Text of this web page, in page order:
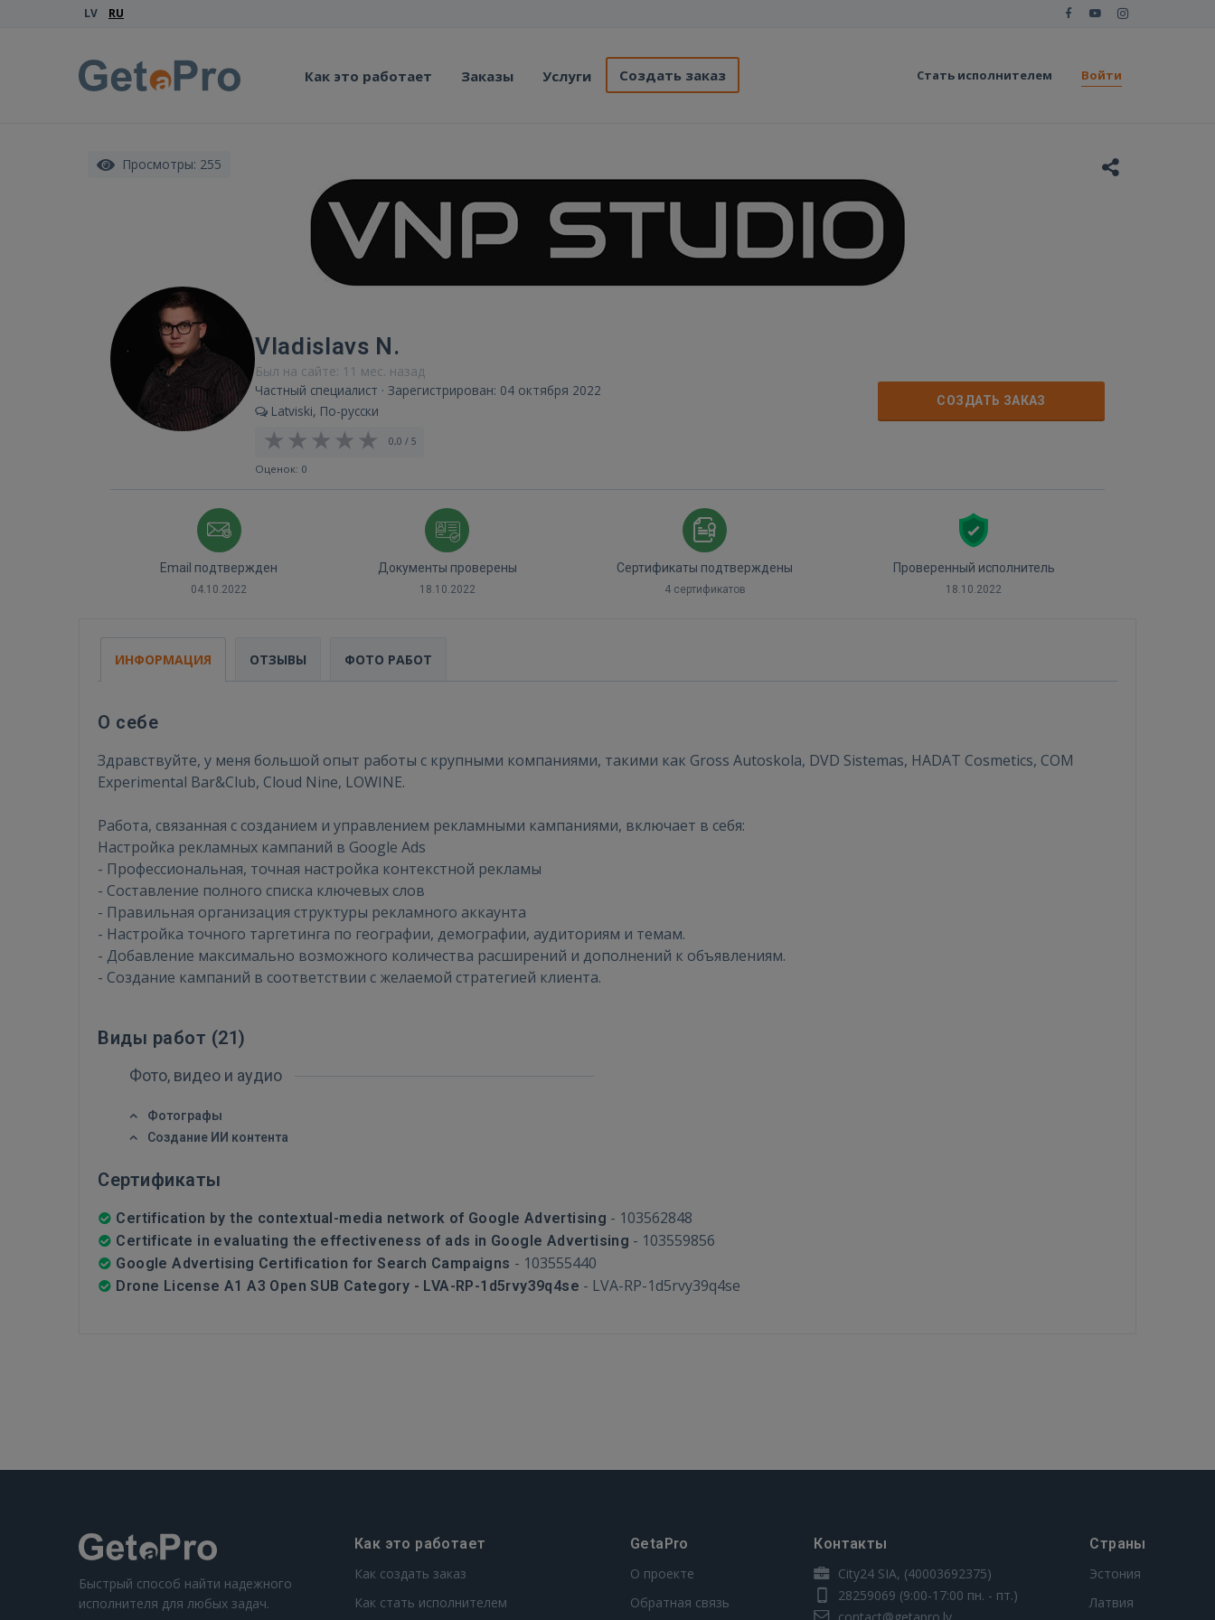
LV RU
Как это работает Заказы Услуги Создать заказ Стать исполнителем Войти
Войти
Забыли пароль?
GOOGLE
РЕГИСТРАЦИЯ
Просмотры: 255
Vladislavs N.
Был на сайте: 11 мес. назад
Частный специалист · Зарегистрирован: 04 октября 2022
Latviski, По-русски
0,0 / 5
Оценок: 0
СОЗДАТЬ ЗАКАЗ
Email подтвержден
04.10.2022
Документы проверены
18.10.2022
Сертификаты подтверждены
4 сертификатов
Проверенный исполнитель
18.10.2022
ИНФОРМАЦИЯ ОТЗЫВЫ ФОТО РАБОТ
О себе
Здравствуйте, у меня большой опыт работы с крупными компаниями, такими как Gross Autoskola, DVD Sistemas, HADAT Cosmetics, COM
Experimental Bar&Club, Cloud Nine, LOWINE.
Работа, связанная с созданием и управлением рекламными кампаниями, включает в себя:
Настройка рекламных кампаний в Google Ads
- Профессиональная, точная настройка контекстной рекламы
- Составление полного списка ключевых слов
- Правильная организация структуры рекламного аккаунта
- Настройка точного таргетинга по географии, демографии, аудиториям и темам.
- Добавление максимально возможного количества расширений и дополнений к объявлениям.
- Создание кампаний в соответствии с желаемой стратегией клиента.
Виды работ (21)
Фото, видео и аудио
Фотографы
Создание ИИ контента
Сертификаты
Certification by the contextual-media network of Google Advertising - 103562848
Certificate in evaluating the effectiveness of ads in Google Advertising - 103559856
Google Advertising Certification for Search Campaigns - 103555440
Drone License A1 A3 Open SUB Category - LVA-RP-1d5rvy39q4se - LVA-RP-1d5rvy39q4se
Быстрый способ найти надежного
исполнителя для любых задач.
Как это работает
Как создать заказ
Как стать исполнителем
GetaPro
О проекте
Обратная связь
Контакты
City24 SIA, (40003692375)
28259069 (9:00-17:00 пн. - пт.)
Страны
Эстония
Латвия